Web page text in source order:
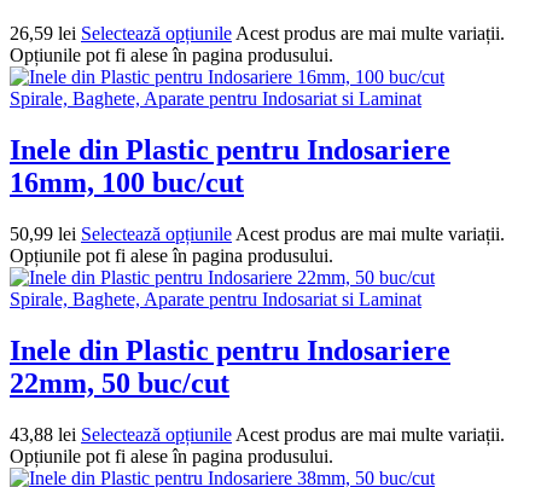
26,59 lei Selectează opțiunile Acest produs are mai multe variații.
Opțiunile pot fi alese în pagina produsului.
Spirale, Baghete, Aparate pentru Indosariat si Laminat
Inele din Plastic pentru Indosariere
16mm, 100 buc/cut
50,99 lei Selectează opțiunile Acest produs are mai multe variații.
Opțiunile pot fi alese în pagina produsului.
Spirale, Baghete, Aparate pentru Indosariat si Laminat
Inele din Plastic pentru Indosariere
22mm, 50 buc/cut
43,88 lei Selectează opțiunile Acest produs are mai multe variații.
Opțiunile pot fi alese în pagina produsului.